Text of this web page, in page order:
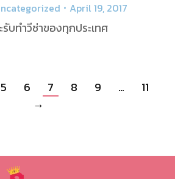
April 19, 2017
บทำวีซ่าของทุกประเทศ
5 6 7 8 9 …
11
→